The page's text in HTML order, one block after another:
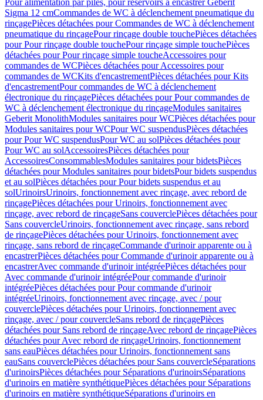
Pour alimentation par piles, pour réservoirs à encastrer Geberit
Sigma 12 cmCommandes de WC à déclenchement pneumatique du
rinçagePièces détachées pour Commandes de WC à déclenchement
pneumatique du rinçagePour rinçage double touchePièces détachées
pour Pour rinçage double touchePour rinçage simple touchePièces
détachées pour Pour rinçage simple toucheAccessoires pour
commandes de WCPièces détachées pour Accessoires pour
commandes de WCKits d'encastrementPièces détachées pour Kits
d'encastrementPour commandes de WC à déclenchement
électronique du rinçagePièces détachées pour Pour commandes de
WC à déclenchement électronique du rinçageModules sanitaires
Geberit MonolithModules sanitaires pour WCPièces détachées pour
Modules sanitaires pour WCPour WC suspendusPièces détachées
pour Pour WC suspendusPour WC au solPièces détachées pour
Pour WC au solAccessoiresPièces détachées pour
AccessoiresConsommablesModules sanitaires pour bidetsPièces
détachées pour Modules sanitaires pour bidetsPour bidets suspendus
et au solPièces détachées pour Pour bidets suspendus et au
solUrinoirsUrinoirs, fonctionnement avec rinçage, avec rebord de
rinçagePièces détachées pour Urinoirs, fonctionnement avec
rinçage, avec rebord de rinçageSans couverclePièces détachées pour
Sans couvercleUrinoirs, fonctionnement avec rinçage, sans rebord
de rinçagePièces détachées pour Urinoirs, fonctionnement avec
rinçage, sans rebord de rinçageCommande d'urinoir apparente ou à
encastrerPièces détachées pour Commande d'urinoir apparente ou à
encastrerAvec commande d'urinoir intégréePièces détachées pour
Avec commande d'urinoir intégréePour commande d'urinoir
intégréePièces détachées pour Pour commande d'urinoir
intégréeUrinoirs, fonctionnement avec rinçage, avec / pour
couverclePièces détachées pour Urinoirs, fonctionnement avec
rinçage, avec / pour couvercleSans rebord de rinçagePièces
détachées pour Sans rebord de rinçageAvec rebord de rinçagePièces
détachées pour Avec rebord de rinçageUrinoirs, fonctionnement
sans eauPièces détachées pour Urinoirs, fonctionnement sans
eauSans couverclePièces détachées pour Sans couvercleSéparations
d'urinoirsPièces détachées pour Séparations d'urinoirsSéparations
d'urinoirs en matière synthétiquePièces détachées pour Séparations
d'urinoirs en matière synthétiqueSéparations d'urinoirs en